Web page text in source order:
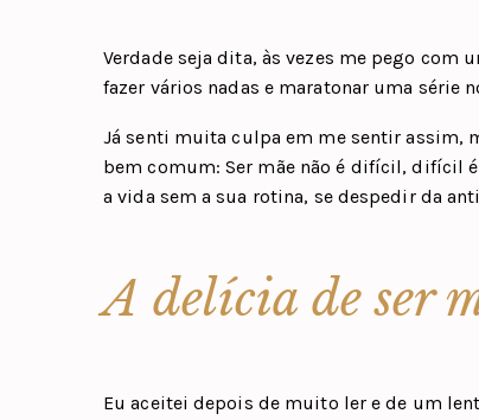
Verdade seja dita, às vezes me pego
fazer vários nadas e maratonar uma série
Já senti muita culpa em me sentir assim,
bem comum: Ser mãe não é difícil, difícil
a vida sem a sua rotina, se despedir da
A delícia de ser
Eu aceitei depois de muito ler e de um